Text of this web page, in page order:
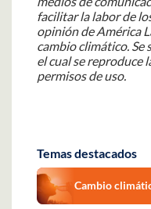
facilitar la labor de
opinión de América
cambio climático. Se
el cual se reproduce
permisos de uso.
Temas destacados
Cambio